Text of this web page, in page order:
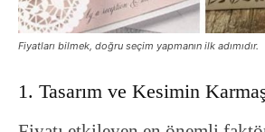
Fiyatları bilmek, doğru seçim yapmanın ilk adımıdır.
1. Tasarım ve Kesimin